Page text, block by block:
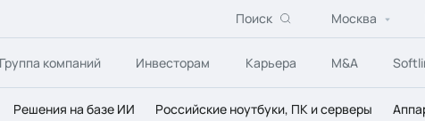
Поиск Москва
Группа компаний Инвесторам Карьера M&A
Решения на базе ИИ Российские ноутбуки, ПК и серверы